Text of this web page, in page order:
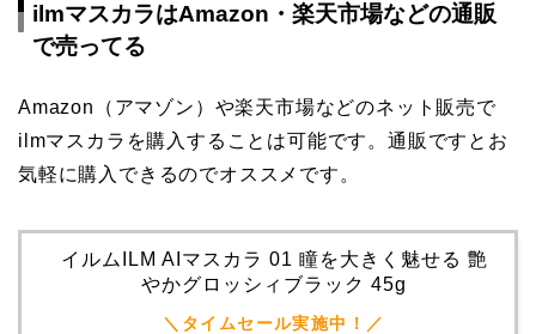
ilmマスカラはAmazon・楽天市場などの通販
で売ってる
Amazon（アマゾン）や楽天市場などのネット販売で
ilmマスカラを購入することは可能です。通販ですとお
気軽に購入できるのでオススメです。
イルムILM AIマスカラ 01 瞳を大きく魅せる 艶
やかグロッシィブラック 45g